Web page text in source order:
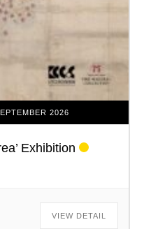
2026
Exhibition
VIEW DETAIL